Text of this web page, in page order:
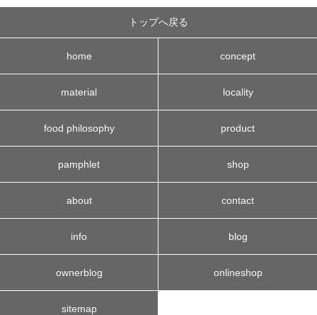
トップへ戻る
home concept
material locality
food philosophy product
pamphlet shop
about contact
info blog
ownerblog onlineshop
sitemap